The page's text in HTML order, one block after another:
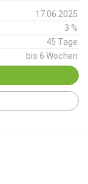
17.06.2025
3 %
45 Tage
bis 6 Wochen